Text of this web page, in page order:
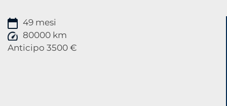
49 mesi
80000 km
Anticipo 3500 €